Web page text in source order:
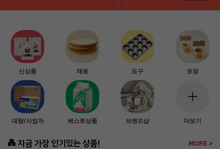
신상품 재료 도구 포장
대량/사업자 베스트상품 브랜드샵 더보기
💑 지금 가장 인기있는 상품! MORE >